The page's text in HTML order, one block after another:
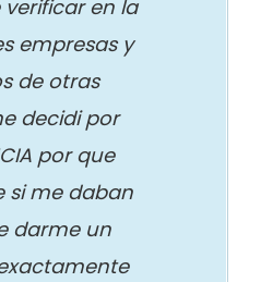
verificar en la
empresas y
de otras
decidi por
por que
si me daban
darme un